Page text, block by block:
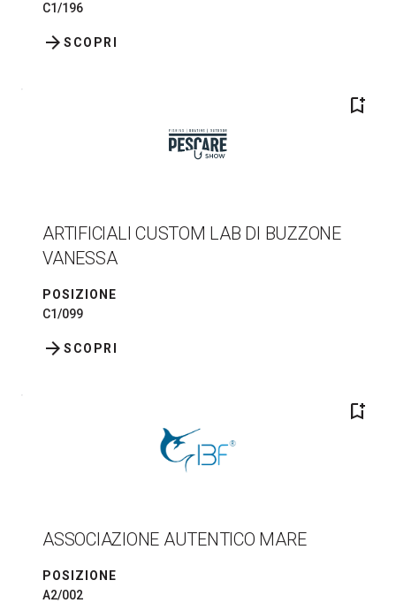
C1/196
SCOPRI
arrow_forward
bookmark_add
ARTIFICIALI CUSTOM LAB DI BUZZONE
VANESSA
POSIZIONE
C1/099
SCOPRI
arrow_forward
bookmark_add
ASSOCIAZIONE AUTENTICO MARE
POSIZIONE
A2/002